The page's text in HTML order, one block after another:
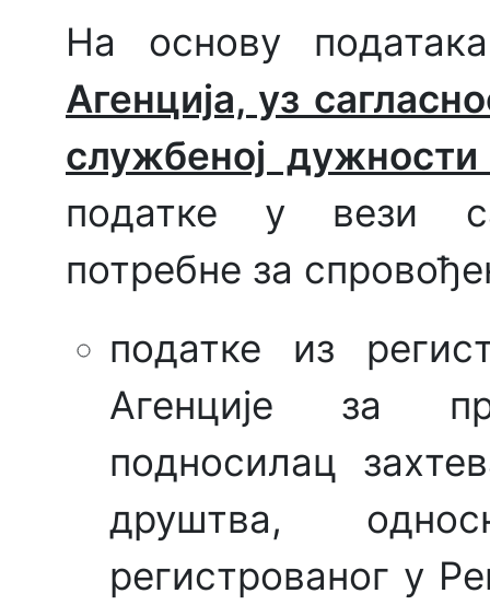
На основу
Агенција, уз
службеној
податке у вези
потребне за
податке из
Агенције за
подносилац
друштва,
регистрованог у